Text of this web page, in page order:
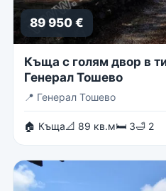
89 950 €
Къща с голям двор в
Генерал Тошево
📍 Генерал Тошево
🏠 Къща📐 89 кв.м🛏 3🛁 2